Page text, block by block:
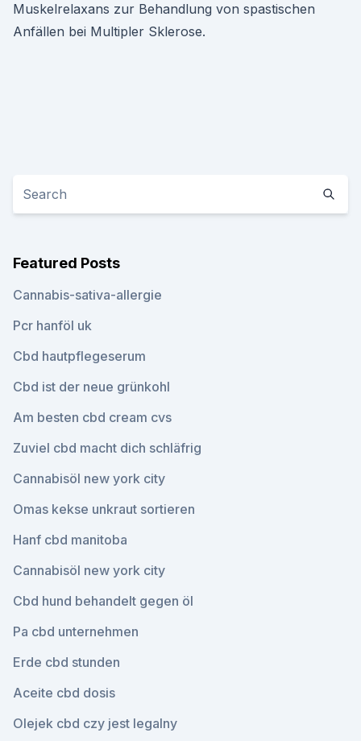
Muskelrelaxans zur Behandlung von spastischen
Anfällen bei Multipler Sklerose.
Featured Posts
Cannabis-sativa-allergie
Pcr hanföl uk
Cbd hautpflegeserum
Cbd ist der neue grünkohl
Am besten cbd cream cvs
Zuviel cbd macht dich schläfrig
Cannabisöl new york city
Omas kekse unkraut sortieren
Hanf cbd manitoba
Cannabisöl new york city
Cbd hund behandelt gegen öl
Pa cbd unternehmen
Erde cbd stunden
Aceite cbd dosis
Olejek cbd czy jest legalny